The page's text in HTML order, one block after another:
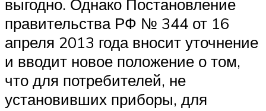
выгодно. Однако Постановление
правительства РФ № 344 от 16
апреля 2013 года вносит уточнение
и вводит новое положение о том,
что для потребителей, не
установивших приборы, для